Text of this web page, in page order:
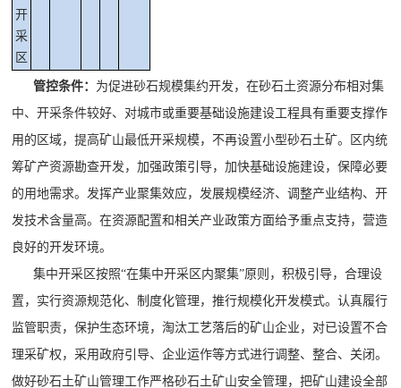
开
采
区
管控条件： 为促进砂石规模集约开发，在砂石土资源分布相对集
中、开采条件较好、对城市或重要基础设施建设工程具有重要支撑作
用的区域，提高矿山最低开采规模，不再设置小型砂石土矿。区内统
筹矿产资源勘查开发，加强政策引导，加快基础设施建设，保障必要
的用地需求。发挥产业聚集效应，发展规模经济、调整产业结构、开
发技术含量高。在资源配置和相关产业政策方面给予重点支持，营造
良好的开发环境。
集中开采区按照“在集中开采区内聚集”原则，积极引导，合理设
置，实行资源规范化、制度化管理，推行规模化开发模式。认真履行
监管职责，保护生态环境，淘汰工艺落后的矿山企业，对已设置不合
理采矿权，采用政府引导、企业运作等方式进行调整、整合、关闭。
做好砂石土矿山管理工作严格砂石土矿山安全管理，把矿山建设全部